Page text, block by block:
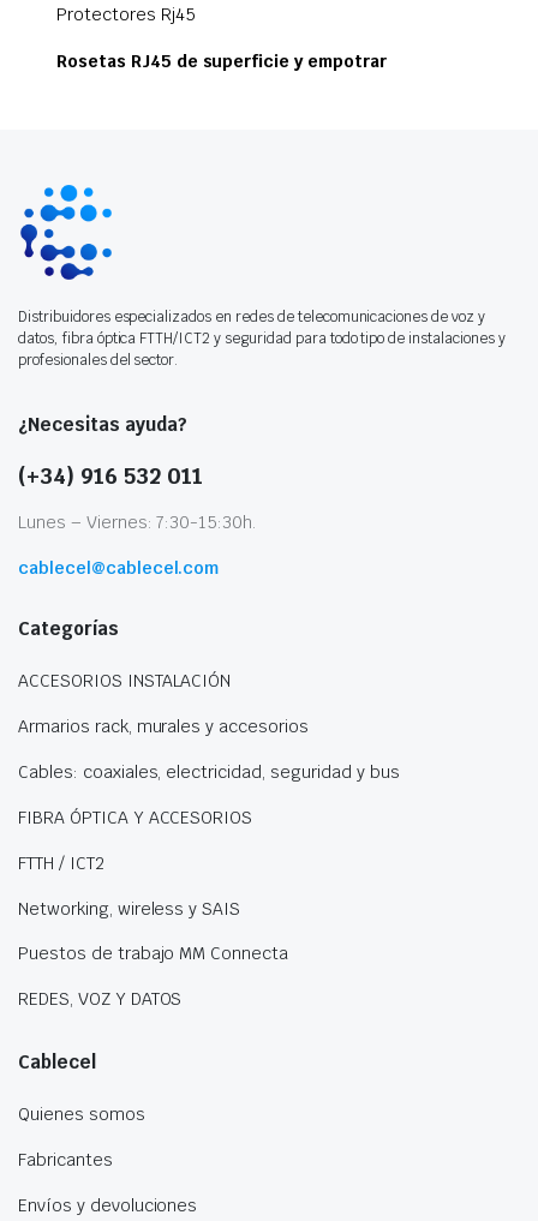
Protectores Rj45
Rosetas RJ45 de superficie y empotrar
Distribuidores especializados en redes de telecomunicaciones de voz y
datos, fibra óptica FTTH/ICT2 y seguridad para todo tipo de instalaciones y
profesionales del sector.
¿Necesitas ayuda?
(+34) 916 532 011
Lunes – Viernes: 7:30-15:30h.
cablecel@cablecel.com
Categorías
ACCESORIOS INSTALACIÓN
Armarios rack, murales y accesorios
Cables: coaxiales, electricidad, seguridad y bus
FIBRA ÓPTICA Y ACCESORIOS
FTTH / ICT2
Networking, wireless y SAIS
Puestos de trabajo MM Connecta
REDES, VOZ Y DATOS
Cablecel
Quienes somos
Fabricantes
Envíos y devoluciones